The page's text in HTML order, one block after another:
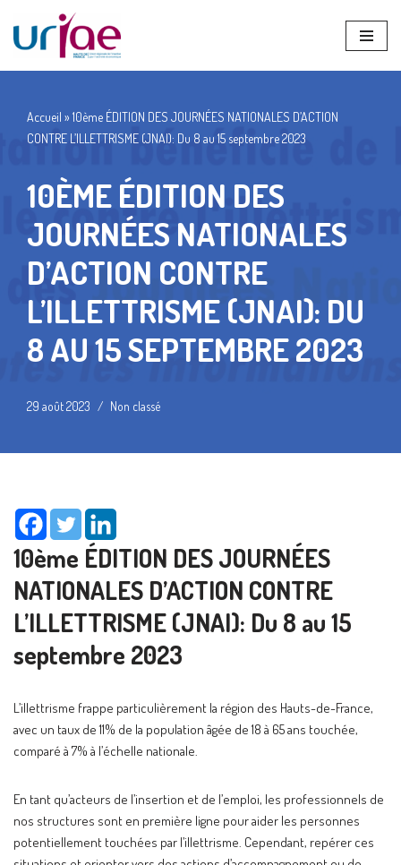
Aller
au
Accueil » 10ème ÉDITION DES JOURNÉES NATIONALES D’ACTION
CONTRE L’ILLETTRISME (JNAI): Du 8 au 15 septembre 2023
10ÈME ÉDITION DES
JOURNÉES NATIONALES
D’ACTION CONTRE
L’ILLETTRISME (JNAI): DU
8 AU 15 SEPTEMBRE 2023
29 août 2023 Non classé
10ème ÉDITION DES JOURNÉES
NATIONALES D’ACTION CONTRE
L’ILLETTRISME (JNAI): Du 8 au 15
septembre 2023
L’illettrisme frappe particulièrement la région des Hauts-de-France,
avec un taux de 11% de la population âgée de 18 à 65 ans touchée,
comparé à 7% à l’échelle nationale.
En tant qu’acteurs de l’insertion et de l’emploi, les professionnels de
nos structures sont en première ligne pour aider les personnes
potentiellement touchées par l’illettrisme. Cependant, repérer ces